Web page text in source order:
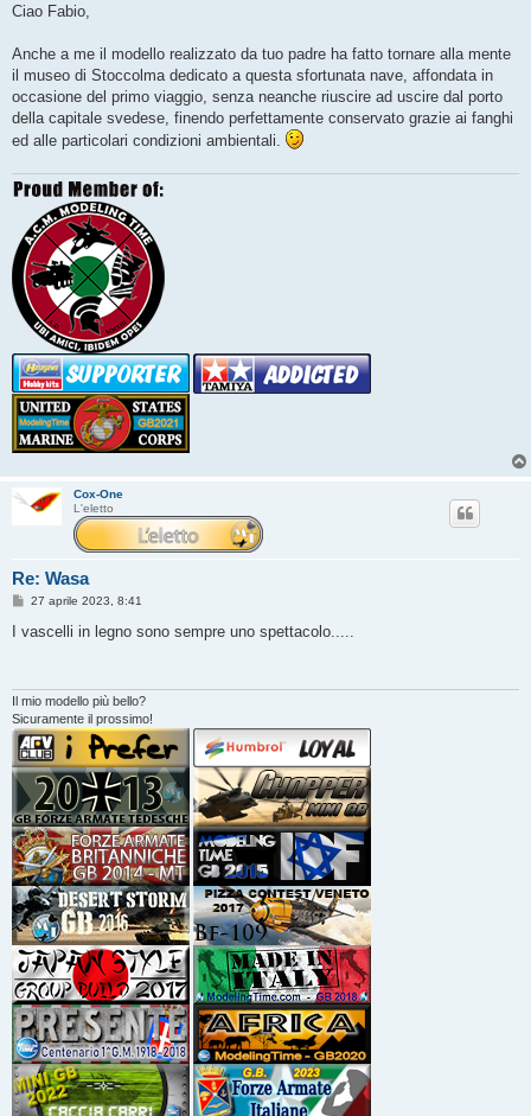
s
g
i
o
Ciao Fabio,
Anche a me il modello realizzato da tuo padre ha fatto tornare alla mente
il museo di Stoccolma dedicato a questa sfortunata nave, affondata in
occasione del primo viaggio, senza neanche riuscire ad uscire dal porto
della capitale svedese, finendo perfettamente conservato grazie ai fanghi
ed alle particolari condizioni ambientali.
Cox-One
L'eletto
Re: Wasa
M
s
i
o
27 aprile 2023, 8:41
I vascelli in legno sono sempre uno spettacolo.....
Il mio modello più bello?
Sicuramente il prossimo!